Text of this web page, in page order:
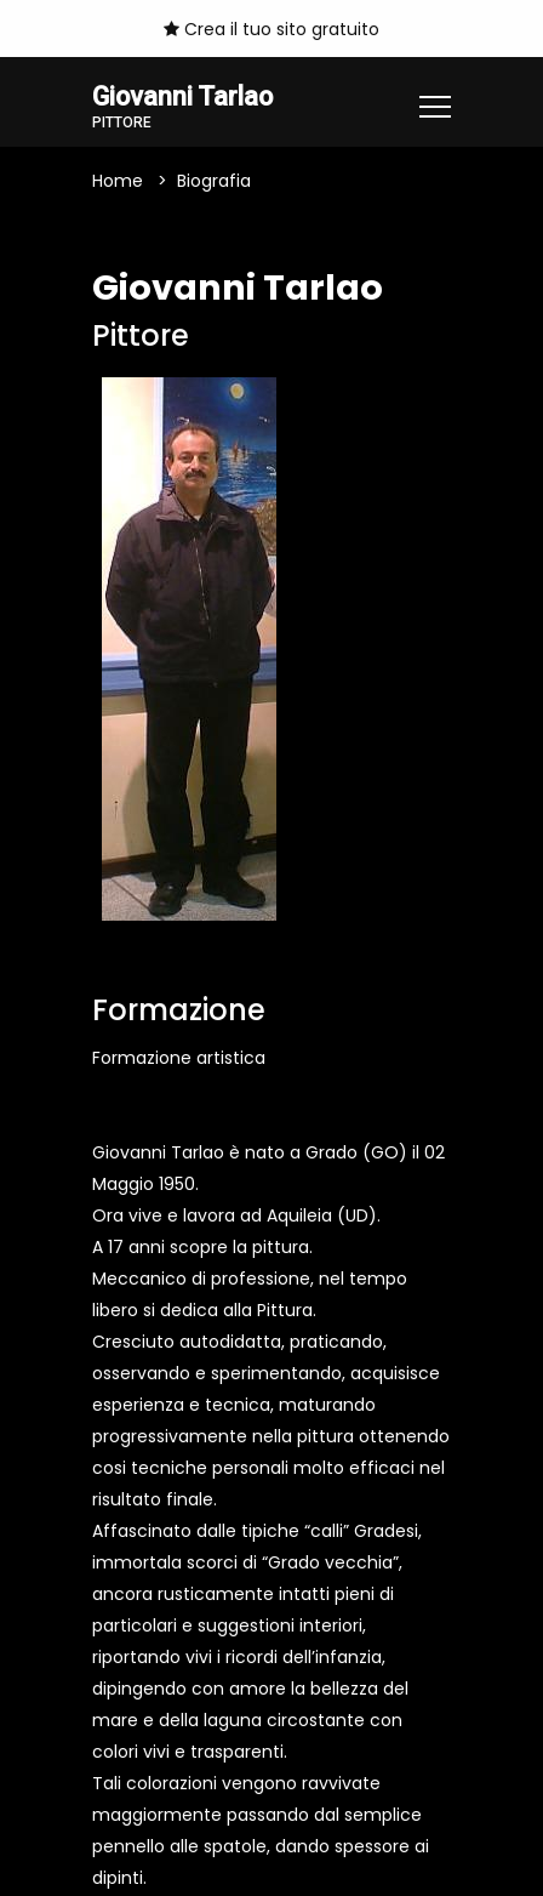
Crea il tuo sito gratuito
Giovanni Tarlao
PITTORE
Home Biografia
Giovanni Tarlao
Pittore
Formazione
Formazione artistica
Giovanni Tarlao è nato a Grado (GO) il 02
Maggio 1950.
Ora vive e lavora ad Aquileia (UD).
A 17 anni scopre la pittura.
Meccanico di professione, nel tempo
libero si dedica alla Pittura.
Cresciuto autodidatta, praticando,
osservando e sperimentando, acquisisce
esperienza e tecnica, maturando
progressivamente nella pittura ottenendo
cosi tecniche personali molto efficaci nel
risultato finale.
Affascinato dalle tipiche “calli” Gradesi,
immortala scorci di “Grado vecchia”,
ancora rusticamente intatti pieni di
particolari e suggestioni interiori,
riportando vivi i ricordi dell’infanzia,
dipingendo con amore la bellezza del
mare e della laguna circostante con
colori vivi e trasparenti.
Tali colorazioni vengono ravvivate
maggiormente passando dal semplice
pennello alle spatole, dando spessore ai
dipinti.